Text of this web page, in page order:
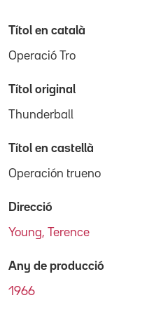
Títol en català
Operació Tro
Títol original
Thunderball
Títol en castellà
Operación trueno
Direcció
Young, Terence
Any de producció
1966